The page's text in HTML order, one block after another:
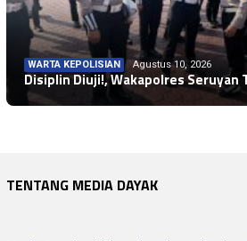
WARTA KEPOLISIAN Agustus 10, 2026
Disiplin Diuji!, Wakapolres Seruyan
DPRD PROV.KALTENG Agustus 10, 2026
DPRD Kalteng Sampaikan Selamat
DPRD PROV.KALTENG Agustus 10, 2026
Ampera AY Mebas Dorong
TENTANG MEDIA DAYAK